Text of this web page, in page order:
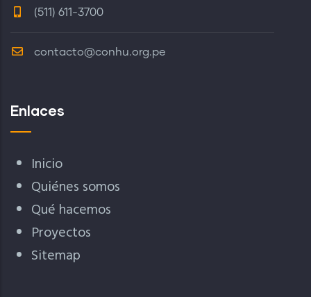
(511) 611-3700
contacto@conhu.org.pe
Enlaces
Inicio
Quiénes somos
Qué hacemos
Proyectos
Sitemap